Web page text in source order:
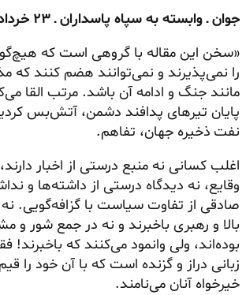
جوان ـ وابسته به سپاه پاسداران ـ ۲۳ خرداد
«سخن این مقاله با گروهی است که
را نمی‌پذیرند و نمی‌توانند هضم کنند که
مانند جنگ و ادامه آن باشد. مرتب القا
پایان تیرهای پدافند دشمن، آتش‌بس
نفت ذخیره جهان، تفاهم.
اغلب کسانی نه منبع درستی از اخبار
وقایع، نه دیدگاه درستی از داشته‌ها و
صادقی از تفاوت سیاست با گزافه‌گویی.
بالا و رهبری باخبرند و نه در جمع شور و
بوده‌اند، ولی وانمود می‌کنند که باخبرند!
زبانی دراز و گزنده است که با آن خود را
خیرخواه آنان می‌نامند.